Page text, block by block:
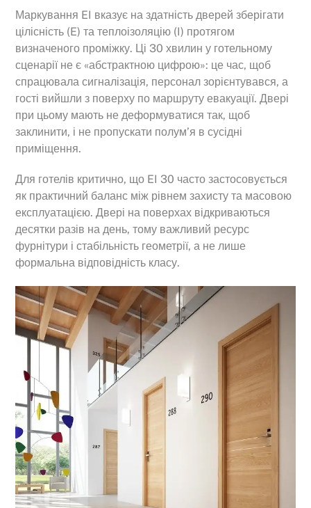
Маркування EI вказує на здатність дверей зберігати
цілісність (E) та теплоізоляцію (I) протягом
визначеного проміжку. Ці 30 хвилин у готельному
сценарії не є «абстрактною цифрою»: це час, щоб
спрацювала сигналізація, персонал зорієнтувався, а
гості вийшли з поверху по маршруту евакуації. Двері
при цьому мають не деформуватися так, щоб
заклинити, і не пропускати полум’я в сусідні
приміщення.
Для готелів критично, що EI 30 часто застосовується
як практичний баланс між рівнем захисту та масовою
експлуатацією. Двері на поверхах відкриваються
десятки разів на день, тому важливий ресурс
фурнітури і стабільність геометрії, а не лише
формальна відповідність класу.